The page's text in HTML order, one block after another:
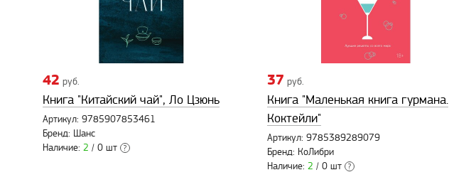
42 руб.
Книга "Китайский чай", Ло Цзюнь
Артикул: 9785907853461
Бренд: Шанс
Наличие: 2 / 0 шт ?
37 руб.
Книга "Маленькая книга гурмана.
Коктейли"
Артикул: 9785389289079
Бренд: КоЛибри
Наличие: 2 / 0 шт ?